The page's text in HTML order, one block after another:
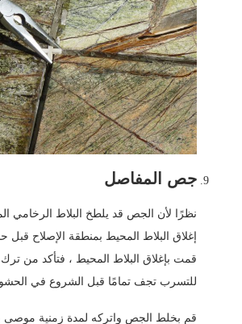
جص المفاصل
نظرًا لأن الجص قد يلطخ البلاط الرخامي
إغلاق البلاط المحيط بمنطقة الإصلاح قبل
قمت بإغلاق البلاط المحيط ، فتأكد من ترك
للتسرب تجف تمامًا قبل الشروع في الحشو.
قم بخلط الجص واتركه لمدة زمنية موصى